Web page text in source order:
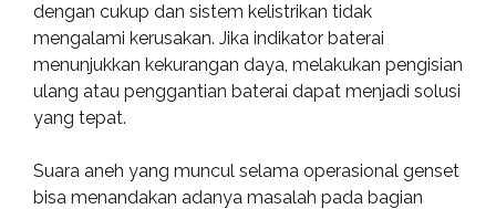
dengan cukup dan sistem kelistrikan tidak
mengalami kerusakan. Jika indikator baterai
menunjukkan kekurangan daya, melakukan pengisian
ulang atau penggantian baterai dapat menjadi solusi
yang tepat.
Suara aneh yang muncul selama operasional genset
bisa menandakan adanya masalah pada bagian